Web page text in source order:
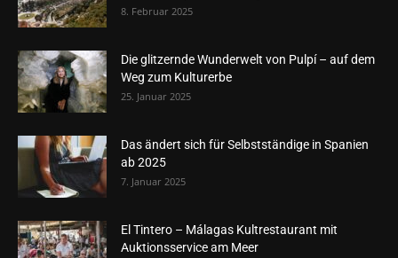
8. Februar 2025
Die glitzernde Wunderwelt von Pulpí – auf dem
Weg zum Kulturerbe
25. Januar 2025
Das ändert sich für Selbstständige in Spanien
ab 2025
7. Januar 2025
El Tintero – Málagas Kultrestaurant mit
Auktionsservice am Meer